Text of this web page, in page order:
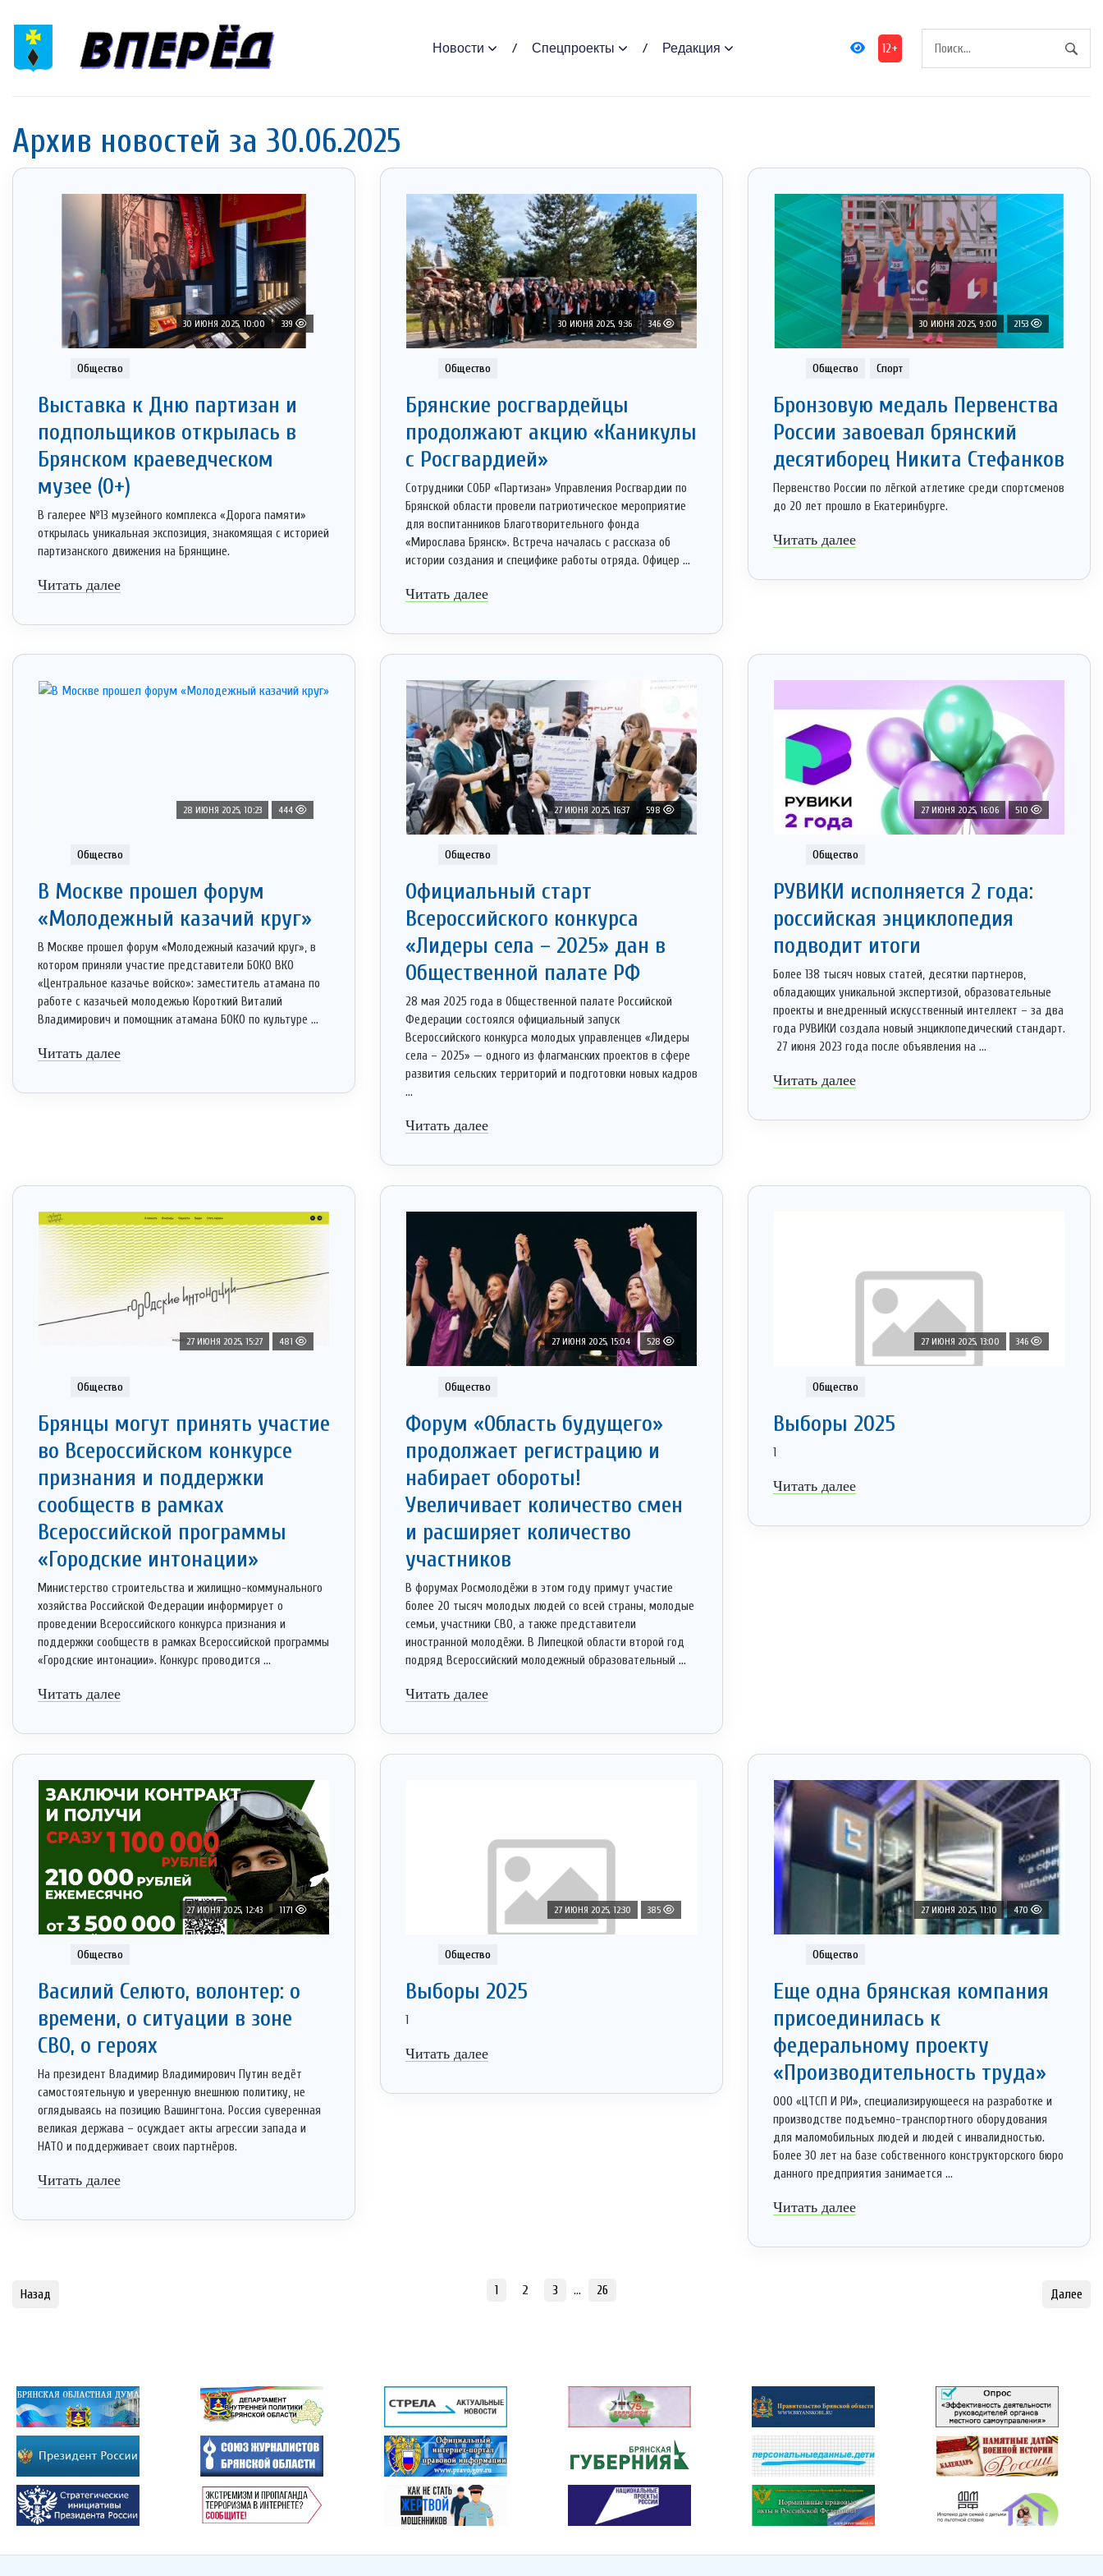
Новости Спецпроекты Редакция 12+
Архив новостей за 30.06.2025
30 ИЮНЯ 2025, 10:00 339
Общество
Выставка к Дню партизан и
подпольщиков открылась в
Брянском краеведческом
музее (0+)
В галерее №13 музейного комплекса «Дорога памяти»
открылась уникальная экспозиция, знакомящая с историей
партизанского движения на Брянщине.
Читать далее
30 ИЮНЯ 2025, 9:36 346
Общество
Брянские росгвардейцы
продолжают акцию «Каникулы
с Росгвардией»
Сотрудники СОБР «Партизан» Управления Росгвардии по
Брянской области провели патриотическое мероприятие
для воспитанников Благотворительного фонда
«Мирослава Брянск». Встреча началась с рассказа об
истории создания и специфике работы отряда. Офицер ...
Читать далее
30 ИЮНЯ 2025, 9:00 2153
Общество Спорт
Бронзовую медаль Первенства
России завоевал брянский
десятиборец Никита Стефанков
Первенство России по лёгкой атлетике среди спортсменов
до 20 лет прошло в Екатеринбурге.
Читать далее
28 ИЮНЯ 2025, 10:23 444
Общество
В Москве прошел форум
«Молодежный казачий круг»
В Москве прошел форум «Молодежный казачий круг», в
котором приняли участие представители БОКО ВКО
«Центральное казачье войско»: заместитель атамана по
работе с казачьей молодежью Короткий Виталий
Владимирович и помощник атамана БОКО по культуре ...
Читать далее
27 ИЮНЯ 2025, 16:37 598
Общество
Официальный старт
Всероссийского конкурса
«Лидеры села – 2025» дан в
Общественной палате РФ
28 мая 2025 года в Общественной палате Российской
Федерации состоялся официальный запуск
Всероссийского конкурса молодых управленцев «Лидеры
села – 2025» — одного из флагманских проектов в сфере
развития сельских территорий и подготовки новых кадров
...
Читать далее
27 ИЮНЯ 2025, 16:06 510
Общество
РУВИКИ исполняется 2 года:
российская энциклопедия
подводит итоги
Более 138 тысяч новых статей, десятки партнеров,
обладающих уникальной экспертизой, образовательные
проекты и внедренный искусственный интеллект – за два
года РУВИКИ создала новый энциклопедический стандарт.
27 июня 2023 года после объявления на ...
Читать далее
27 ИЮНЯ 2025, 15:27 481
Общество
Брянцы могут принять участие
во Всероссийском конкурсе
признания и поддержки
сообществ в рамках
Всероссийской программы
«Городские интонации»
Министерство строительства и жилищно-коммунального
хозяйства Российской Федерации информирует о
проведении Всероссийского конкурса признания и
поддержки сообществ в рамках Всероссийской программы
«Городские интонации». Конкурс проводится ...
Читать далее
27 ИЮНЯ 2025, 15:04 528
Общество
Форум «Область будущего»
продолжает регистрацию и
набирает обороты!
Увеличивает количество смен
и расширяет количество
участников
В форумах Росмолодёжи в этом году примут участие
более 20 тысяч молодых людей со всей страны, молодые
семьи, участники СВО, а также представители
иностранной молодёжи. В Липецкой области второй год
подряд Всероссийский молодежный образовательный ...
Читать далее
27 ИЮНЯ 2025, 13:00 346
Общество
Выборы 2025
1
Читать далее
27 ИЮНЯ 2025, 12:43 1171
Общество
Василий Селюто, волонтер: о
времени, о ситуации в зоне
СВО, о героях
На президент Владимир Владимирович Путин ведёт
самостоятельную и уверенную внешнюю политику, не
оглядываясь на позицию Вашингтона. Россия суверенная
великая держава – осуждает акты агрессии запада и
НАТО и поддерживает своих партнёров.
Читать далее
27 ИЮНЯ 2025, 12:30 385
Общество
Выборы 2025
1
Читать далее
27 ИЮНЯ 2025, 11:10 470
Общество
Еще одна брянская компания
присоединилась к
федеральному проекту
«Производительность труда»
ООО «ЦТСП И РИ», специализирующееся на разработке и
производстве подъемно-транспортного оборудования
для маломобильных людей и людей с инвалидностью.
Более 30 лет на базе собственного конструкторского бюро
данного предприятия занимается ...
Читать далее
Назад 1 2 3 … 26 Далее